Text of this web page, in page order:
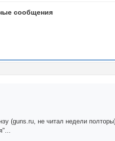
сообщения
(guns.ru, не читал недели